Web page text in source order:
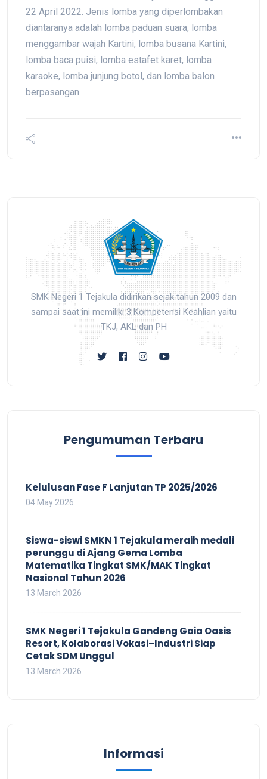
22 April 2022. Jenis lomba yang diperlombakan
diantaranya adalah lomba paduan suara, lomba
menggambar wajah Kartini, lomba busana Kartini,
lomba baca puisi, lomba estafet karet, lomba
karaoke, lomba junjung botol, dan lomba balon
berpasangan
SMK Negeri 1 Tejakula didirikan sejak tahun 2009 dan
sampai saat ini memiliki 3 Kompetensi Keahlian yaitu
TKJ, AKL dan PH
Pengumuman Terbaru
Kelulusan Fase F Lanjutan TP 2025/2026
04 May 2026
Siswa-siswi SMKN 1 Tejakula meraih medali
perunggu di Ajang Gema Lomba
Matematika Tingkat SMK/MAK Tingkat
Nasional Tahun 2026
13 March 2026
SMK Negeri 1 Tejakula Gandeng Gaia Oasis
Resort, Kolaborasi Vokasi–Industri Siap
Cetak SDM Unggul
13 March 2026
Informasi